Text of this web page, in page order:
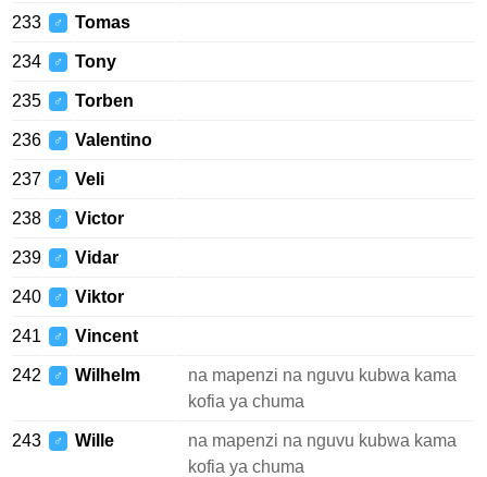
233 ♂ Tomas
234 ♂ Tony
235 ♂ Torben
236 ♂ Valentino
237 ♂ Veli
238 ♂ Victor
239 ♂ Vidar
240 ♂ Viktor
241 ♂ Vincent
242 ♂ Wilhelm
na mapenzi na nguvu kubwa kama
kofia ya chuma
243 ♂ Wille
na mapenzi na nguvu kubwa kama
kofia ya chuma